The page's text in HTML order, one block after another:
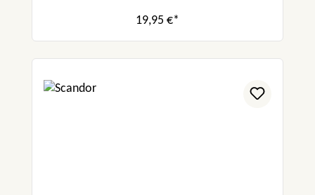
19,95 €*